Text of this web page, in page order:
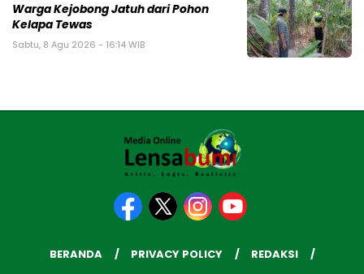
Warga Kejobong Jatuh dari Pohon
Kelapa Tewas
Sabtu, 8 Agu 2026 - 16:14 WIB
BERANDA PRIVACY POLICY
REDAKSI